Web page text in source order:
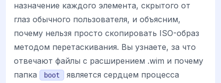
назначение каждого элемента, скрытого от
глаз обычного пользователя, и объясним,
почему нельзя просто скопировать ISO-образ
методом перетаскивания. Вы узнаете, за что
отвечают файлы с расширением .wim и почему
папка
boot
является сердцем процесса